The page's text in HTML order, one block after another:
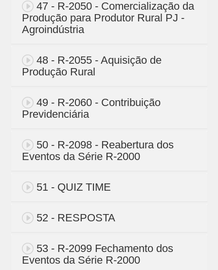
47 - R-2050 - Comercialização da
Produção para Produtor Rural PJ -
Agroindústria
48 - R-2055 - Aquisição de
Produção Rural
49 - R-2060 - Contribuição
Previdenciária
50 - R-2098 - Reabertura dos
Eventos da Série R-2000
51 - QUIZ TIME
52 - RESPOSTA
53 - R-2099 Fechamento dos
Eventos da Série R-2000